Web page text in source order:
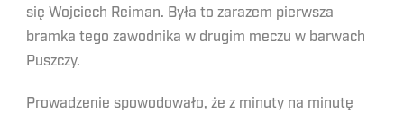
się Wojciech Reiman. Była to zarazem pierwsza
bramka tego zawodnika w drugim meczu w barwach
Puszczy.
Prowadzenie spowodowało, że z minuty na minutę